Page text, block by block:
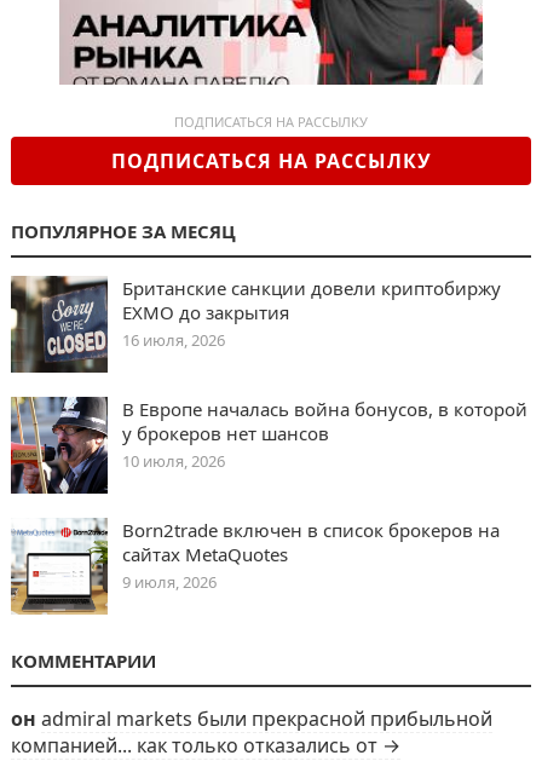
ПОДПИСАТЬСЯ НА РАССЫЛКУ
ПОДПИСАТЬСЯ НА РАССЫЛКУ
ПОПУЛЯРНОЕ ЗА МЕСЯЦ
Британские санкции довели криптобиржу
EXMO до закрытия
16 июля, 2026
В Европе началась война бонусов, в которой
у брокеров нет шансов
10 июля, 2026
Born2trade включен в список брокеров на
сайтах MetaQuotes
9 июля, 2026
КОММЕНТАРИИ
он admiral markets были прекрасной прибыльной
компанией... как только отказались от →